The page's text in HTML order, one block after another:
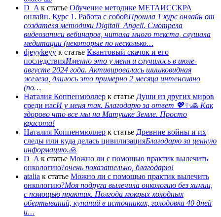
D_A к статье Обучение методике МЕТАИССКРА
онлайн. Курс 1. Работа с собойПрошла 1 курс онлайн от
создателя методики Digitall_Angell. Смотрела
видеозаписи вебинаров, читала много текста, слушала
медитации (некоторые по несколько…
djeyykeyy к статье Квантовый скачок и его
последствияИменно это у меня и случилось в июле-
августе 2024 года. Активировалась шишковидная
железа, длилось это примерно 2 месяца интенсивно
(по…
Наталия Коппенмюллер к статье Души из других миров
среди насИ у меня так. Благодарю за ответ 💖✨️🙏 Как
здорово что все мы на Матушке Земле. Просто
красота!
Наталия Коппенмюллер к статье Древние войны и их
следы или куда делась цивилизацияБлагодарю за ценную
информацию.🙏
D_A к статье Можно ли с помощью практик вылечить
онкологию?очень показательно, благодарю!
atalia к статье Можно ли с помощью практик вылечить
онкологию?Моя подруга вылечила онкологию без химии,
с помощью практик. Полгода мокрых холодных
обертываний, купаний в источниках, голодовка 40 дней
и…